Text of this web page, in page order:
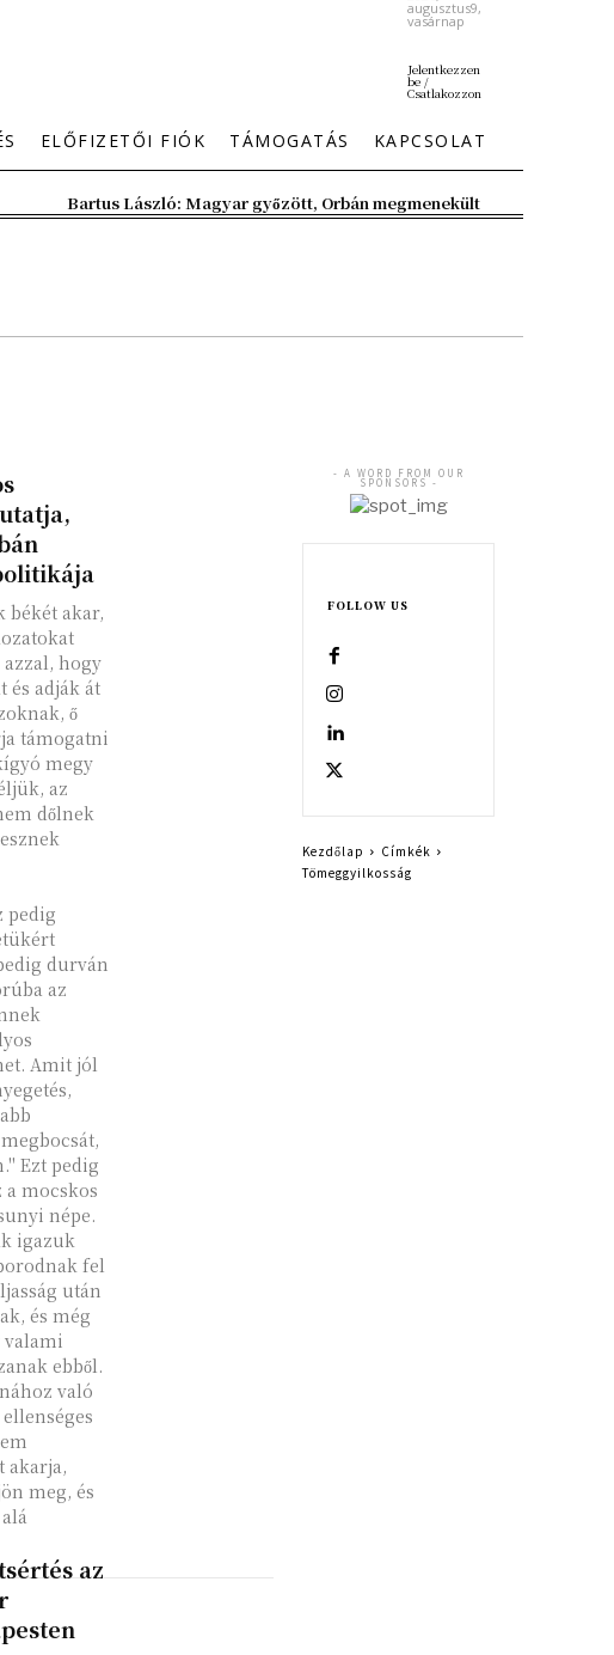
augusztus9,
vasárnap
Jelentkezzen
be /
Csatlakozzon
ELŐFIZETŐI FIÓK TÁMOGATÁS KAPCSOLAT
Bartus László: Magyar győzött, Orbán megmenekült
békét akar,
hogy
és adják át
ő
támogatni
megy
az
dőlnek
durván
az
Amit jól
Ezt pedig
mocskos
népe.
igazuk
fel
után
és még
valami
ebből.
való
akarja,
meg, és
az
- A WORD FROM OUR
SPONSORS -
FOLLOW US
Kezdőlap
Címkék
Tömeggyilkosság